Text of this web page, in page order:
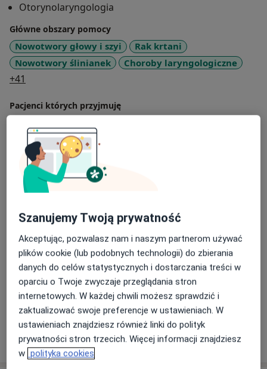
Otorynolaryngologia
Główne obszary pomocy
Nowotwory głowy i szyi
Rak krtani
Nowotwory ślinianek
Choroby laryngologiczne
+41
Pacjenci których przyjmuję
Rodzaje konsultacji
Stacjonarne Zobacz lokalizacje (1)
Zdjęcia i filmy
Zobacz galerię (3)
Pokaż więcejo doświadczeniu
Szanujemy Twoją prywatność
Akceptując, pozwalasz nam i naszym partnerom używać
plików cookie (lub podobnych technologii) do zbierania
danych do celów statystycznych i dostarczania treści w
oparciu o Twoje zwyczaje przeglądania stron
internetowych. W każdej chwili możesz sprawdzić i
zaktualizować swoje preferencje w ustawieniach. W
ustawieniach znajdziesz również linki do polityk
prywatności stron trzecich. Więcej informacji znajdziesz
w polityka cookies